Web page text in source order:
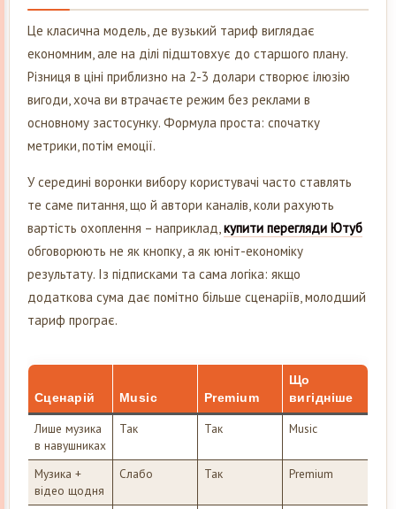
Це класична модель, де вузький тариф виглядає
економним, але на ділі підштовхує до старшого плану.
Різниця в ціні приблизно на 2-3 долари створює ілюзію
вигоди, хоча ви втрачаєте режим без реклами в
основному застосунку. Формула проста: спочатку
метрики, потім емоції.
У середині воронки вибору користувачі часто ставлять
те саме питання, що й автори каналів, коли рахують
вартість охоплення – наприклад,купити перегляди Ютуб
обговорюють не як кнопку, а як юніт-економіку
результату. Із підписками та сама логіка: якщо
додаткова сума дає помітно більше сценаріїв, молодший
тариф програє.
Сценарій Music Premium
Що
вигідніше
Лише музика
в навушниках
Так Так Music
Музика +
відео щодня
Слабо Так Premium